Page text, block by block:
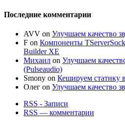
Последние комментарии
AVV on Улучшаем качество
F on Компоненты
Builder XE
Михаил on Улучшаем
(Pulseaudio)
Smony on Кешируем статику
Олег on Улучшаем качество
RSS - Записи
RSS — комментарии